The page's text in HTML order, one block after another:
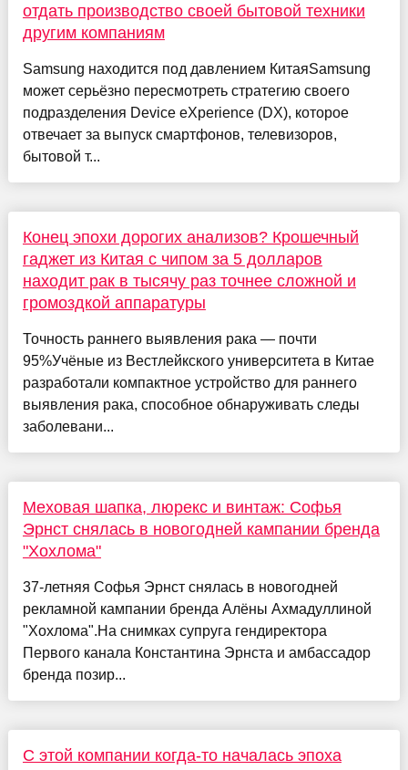
отдать производство своей бытовой техники
другим компаниям
Samsung находится под давлением КитаяSamsung
может серьёзно пересмотреть стратегию своего
подразделения Device eXperience (DX), которое
отвечает за выпуск смартфонов, телевизоров,
бытовой т...
Конец эпохи дорогих анализов? Крошечный
гаджет из Китая с чипом за 5 долларов
находит рак в тысячу раз точнее сложной и
громоздкой аппаратуры
Точность раннего выявления рака — почти
95%Учёные из Вестлейкского университета в Китае
разработали компактное устройство для раннего
выявления рака, способное обнаруживать следы
заболевани...
Меховая шапка, люрекс и винтаж: Софья
Эрнст снялась в новогодней кампании бренда
"Хохлома"
37-летняя Софья Эрнст снялась в новогодней
рекламной кампании бренда Алёны Ахмадуллиной
"Хохлома".На снимках супруга гендиректора
Первого канала Константина Эрнста и амбассадор
бренда позир...
С этой компании когда-то началась эпоха